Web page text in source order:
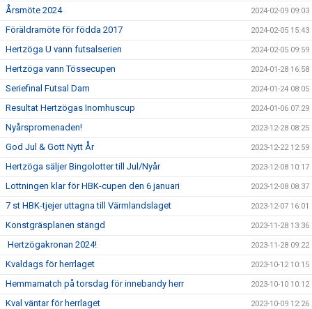
Årsmöte 2024 2024-02-09 09:03
Föräldramöte för födda 2017 2024-02-05 15:43
Hertzöga U vann futsalserien 2024-02-05 09:59
Hertzöga vann Tössecupen 2024-01-28 16:58
Seriefinal Futsal Dam 2024-01-24 08:05
Resultat Hertzögas Inomhuscup 2024-01-06 07:29
Nyårspromenaden! 2023-12-28 08:25
God Jul & Gott Nytt År 2023-12-22 12:59
Hertzöga säljer Bingolotter till Jul/Nyår 2023-12-08 10:17
Lottningen klar för HBK-cupen den 6 januari 2023-12-08 08:37
7 st HBK-tjejer uttagna till Värmlandslaget 2023-12-07 16:01
Konstgräsplanen stängd 2023-11-28 13:36
Hertzögakronan 2024! 2023-11-28 09:22
Kvaldags för herrlaget 2023-10-12 10:15
Hemmamatch på torsdag för innebandy herr 2023-10-10 10:12
Kval väntar för herrlaget 2023-10-09 12:26